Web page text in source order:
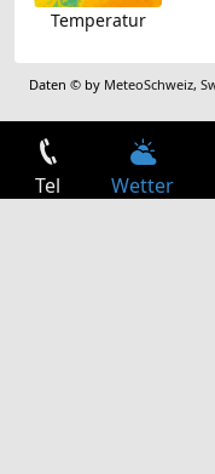
Temperatur
Daten © by MeteoSchweiz,
Tel Wetter